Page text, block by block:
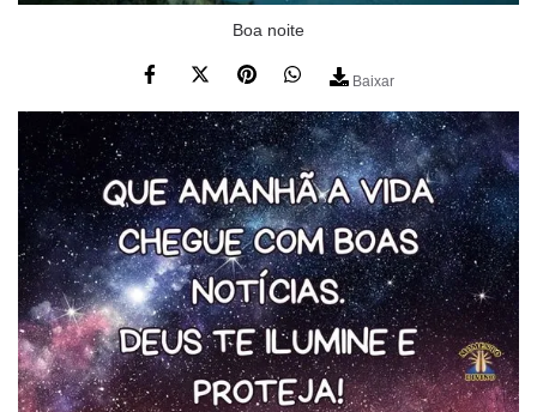
Boa noite
Baixar